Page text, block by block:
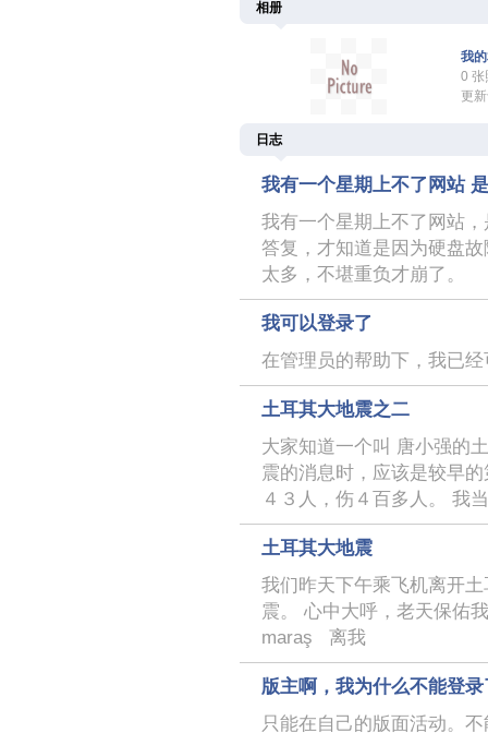
相册
我
0 张
更
日志
我有一个星期上不了网站
我有一个星期上不了网站
答复，才知道是因为硬盘
太多，不堪重负才崩了。
我可以登录了
在管理员的帮助下，我已
土耳其大地震之二
大家知道一个叫 唐小强的
震的消息时，应该是较早
４３人，伤４百多人。 我
土耳其大地震
我们昨天下午乘飞机离开
震。 心中大呼，老天保佑
maraş 离我
版主啊，我为什么不能登录
只能在自己的版面活动。